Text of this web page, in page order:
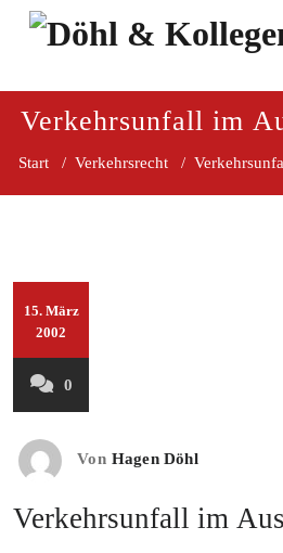
Zum
Verkehrsunfall im
Start / Verkehrsrecht /
15. März
2002
0
Von Hagen Döhl
Verkehrsunfall im